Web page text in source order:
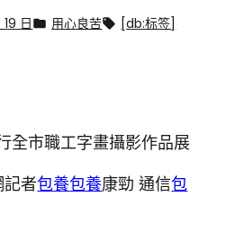
日 用心良苦 [db:标签]
全市職工字畫攝影作品展
者包養包養康勁 通信包